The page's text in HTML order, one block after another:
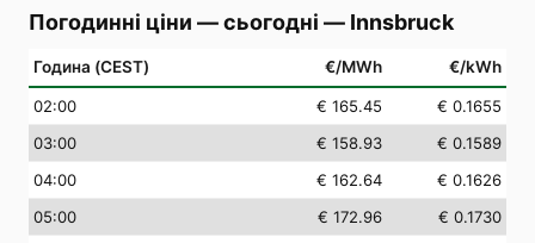
Погодинні ціни — сьогодні — Innsbruck
Година (CEST) €/MWh €/kWh
02:00 € 165.45
€ 0.1655
03:00 € 158.93
€ 0.1589
04:00 € 162.64
€ 0.1626
05:00 € 172.96
€ 0.1730